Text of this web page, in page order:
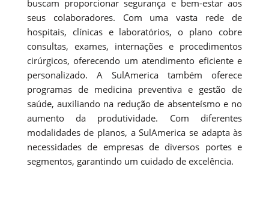
buscam proporcionar segurança e bem-estar aos
seus colaboradores. Com uma vasta rede de
hospitais, clínicas e laboratórios, o plano cobre
consultas, exames, internações e procedimentos
cirúrgicos, oferecendo um atendimento eficiente e
personalizado. A SulAmerica também oferece
programas de medicina preventiva e gestão de
saúde, auxiliando na redução de absenteísmo e no
aumento da produtividade. Com diferentes
modalidades de planos, a SulAmerica se adapta às
necessidades de empresas de diversos portes e
segmentos, garantindo um cuidado de excelência.